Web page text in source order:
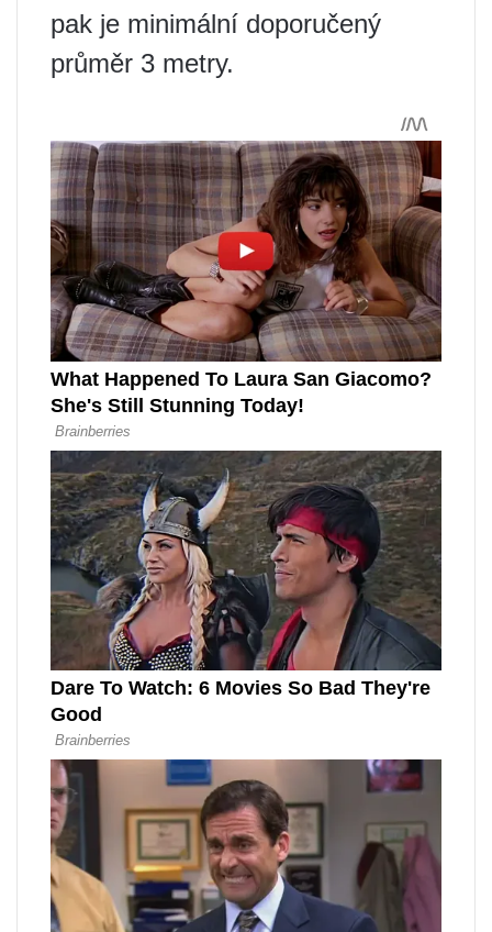
pak je minimální doporučený
průměr 3 metry.